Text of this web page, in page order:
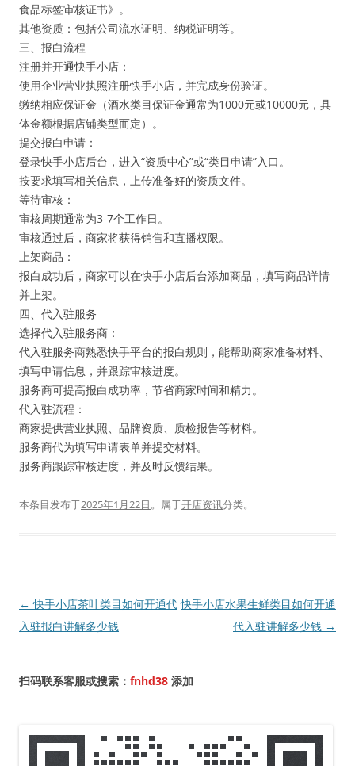
食品标签审核证书》。
其他资质：包括公司流水证明、纳税证明等。
三、报白流程
注册并开通快手小店：
使用企业营业执照注册快手小店，并完成身份验证。
缴纳相应保证金（酒水类目保证金通常为1000元或10000元，具
体金额根据店铺类型而定）。
提交报白申请：
登录快手小店后台，进入“资质中心”或“类目申请”入口。
按要求填写相关信息，上传准备好的资质文件。
等待审核：
审核周期通常为3-7个工作日。
审核通过后，商家将获得销售和直播权限。
上架商品：
报白成功后，商家可以在快手小店后台添加商品，填写商品详情
并上架。
四、代入驻服务
选择代入驻服务商：
代入驻服务商熟悉快手平台的报白规则，能帮助商家准备材料、
填写申请信息，并跟踪审核进度。
服务商可提高报白成功率，节省商家时间和精力。
代入驻流程：
商家提供营业执照、品牌资质、质检报告等材料。
服务商代为填写申请表单并提交材料。
服务商跟踪审核进度，并及时反馈结果。
本条目发布于2025年1月22日。属于开店资讯分类。
文
章
← 快手小店茶叶类目如何开通代
入驻报白讲解多少钱
快手小店水果生鲜类目如何开通
代入驻讲解多少钱 →
扫码联系客服或搜索： fnhd38 添加